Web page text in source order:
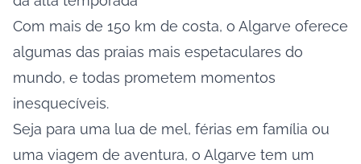
Com mais de 150 km de costa, o Algarve oferece
algumas das praias mais espetaculares do
mundo, e todas prometem momentos
inesquecíveis.
Seja para uma lua de mel, férias em família ou
uma viagem de aventura, o Algarve tem um